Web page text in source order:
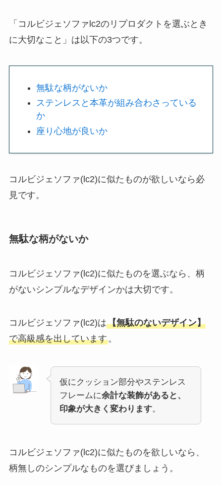
「コルビジェソファlc2のリプロダクトを選ぶとき
に大切なこと」は以下の3つです。
無駄な柄がないか
ステンレスと本革が組み合わさっている
か
座り心地が良いか
コルビジェソファ(lc2)に似たものが欲しいなら必
見です。
無駄な柄がないか
コルビジェソファ(lc2)に似たものを選ぶなら、柄
がないシンプルなデザインかは大切です。
コルビジェソファ(lc2)は【無駄のないデザイン】
で高級感を出しています。
仮にクッション部分やステンレス
フレームに余計な装飾があると、
印象が大きく変わります。
コルビジェソファ(lc2)に似たものを欲しいなら、
柄無しのシンプルなものを選びましょう。